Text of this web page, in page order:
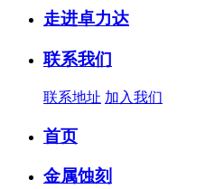
走进卓力达
联系我们
联系地址 加入我们
首页
金属蚀刻